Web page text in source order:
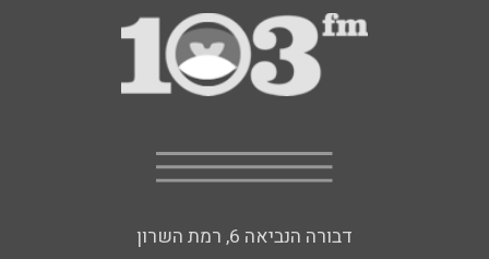
דבורה הנביאה 6, רמת השרון